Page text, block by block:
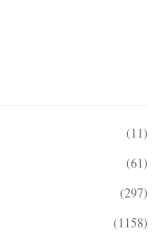
(11)
(61)
(297)
(1158)